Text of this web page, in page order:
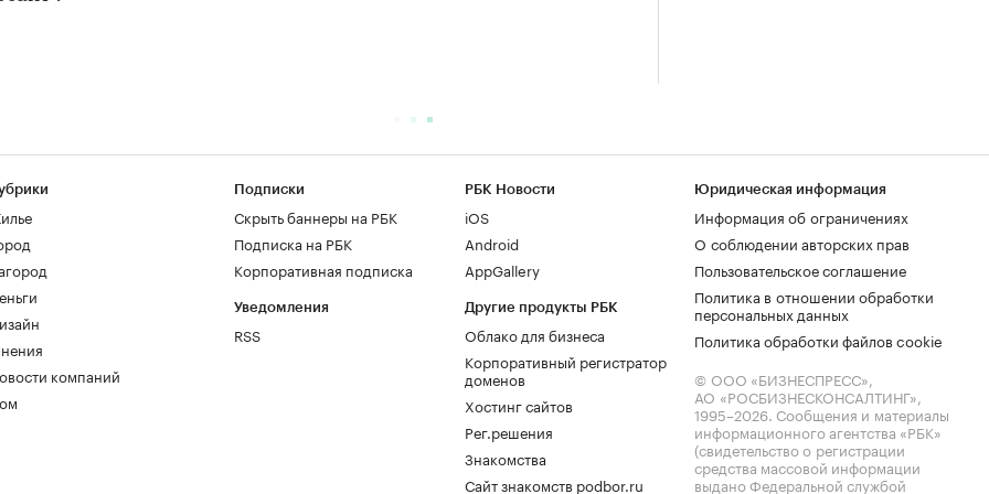
компаний
Подписки
Скрыть баннеры на РБК
Подписка на РБК
Корпоративная подписка
Уведомления
RSS
РБК Новости
iOS
Android
AppGallery
Другие продукты РБК
Облако для бизнеса
Корпоративный регистратор
доменов
Хостинг сайтов
Рег.решения
Знакомства
Сайт знакомств podbor.ru
Юридическая информация
Информация об ограничениях
О соблюдении авторских прав
Пользовательское соглашение
Политика в отношении обработки
персональных данных
Политика обработки файлов cookie
© ООО «БИЗНЕСПРЕСС»,
АО «РОСБИЗНЕСКОНСАЛТИНГ»,
1995–2026. Сообщения и материалы
информационного агентства «РБК»
(свидетельство о регистрации
средства массовой информации
выдано Федеральной службой